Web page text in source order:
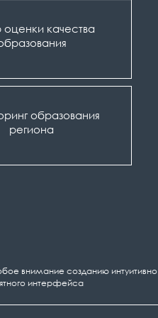
оценки качества
образования
региона
внимание созданию интуитивно
интерфейса